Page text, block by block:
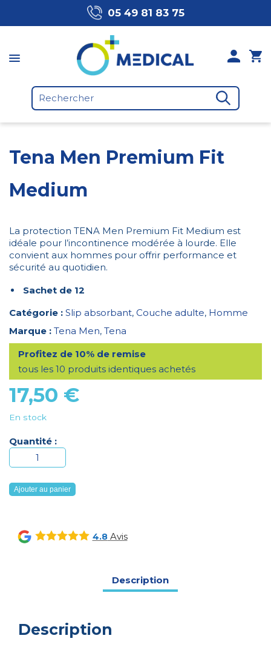
05 49 81 83 75
Tena Men Premium Fit
Medium
La protection TENA Men Premium Fit Medium est
idéale pour l’incontinence modérée à lourde. Elle
convient aux hommes pour offrir performance et
sécurité au quotidien.
Sachet de 12
Catégorie : Slip absorbant, Couche adulte, Homme
Marque : Tena Men, Tena
Profitez de 10% de remise
tous les 10 produits identiques achetés
17,50 €
En stock
Quantité :
quantité
de
Tena
Men
Fit
Medium
Ajouter au panier
4.8Avis
Description
Description